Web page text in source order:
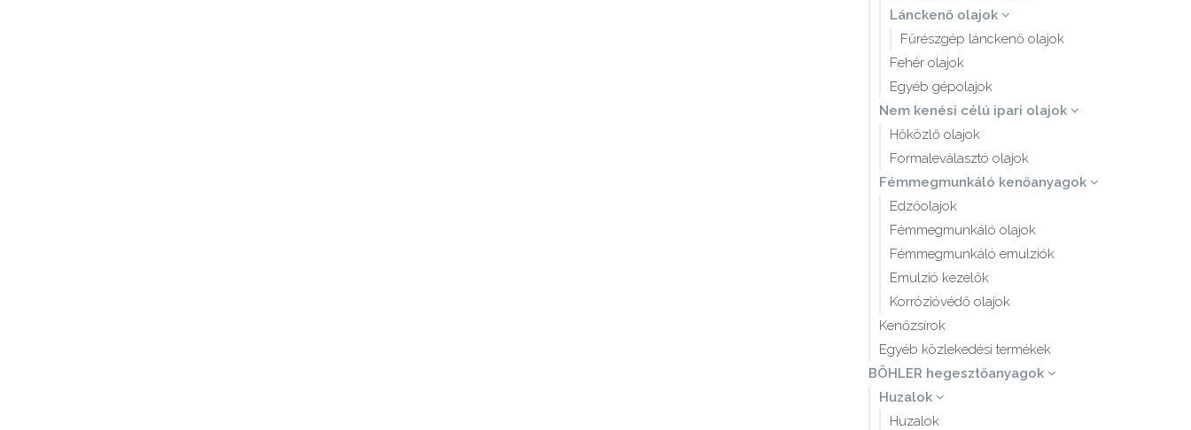
Lánckenő olajok
Fűrészgép lánckenő olajok
Fehér olajok
Egyéb gépolajok
Nem kenési célú ipari olajok
Hőközlő olajok
Formaleválasztó olajok
Fémmegmunkáló kenőanyagok
Edzőolajok
Fémmegmunkáló olajok
Fémmegmunkáló emulziók
Emulzió kezelők
Korrózióvédő olajok
Kenőzsírok
Egyéb közlekedési termékek
BÖHLER hegesztőanyagok
Huzalok
Huzalok